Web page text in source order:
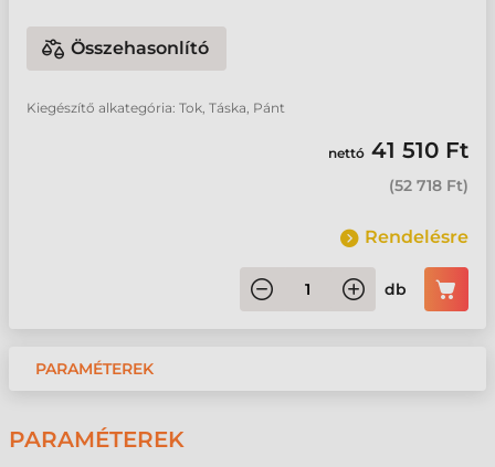
Összehasonlító
Kiegészítő alkategória: Tok, Táska, Pánt
nettó 41 510 Ft
(52 718 Ft)
Rendelésre
db
PARAMÉTEREK
PARAMÉTEREK